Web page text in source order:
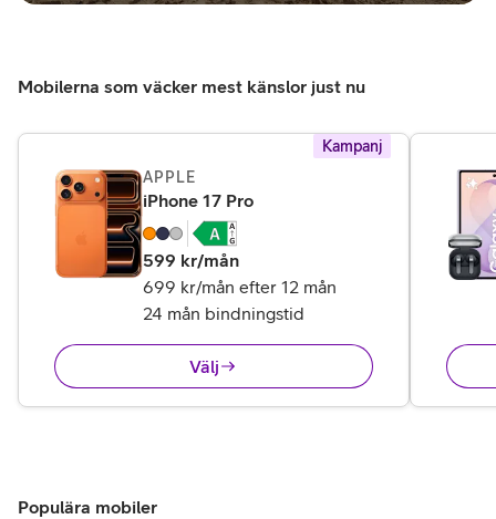
Mobilerna som väcker mest känslor just nu
Kampanj
APPLE
iPhone 17 Pro,
599 kr/mån
699 kr/mån efter 12 mån
24 mån bindningstid
Välj
Populära mobiler